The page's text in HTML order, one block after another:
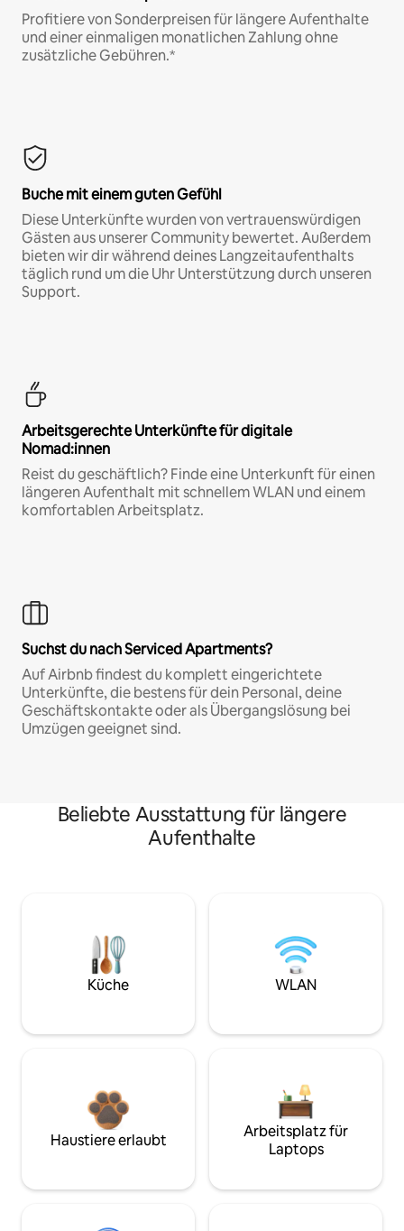
Profitiere von Sonderpreisen für längere Aufenthalte
und einer einmaligen monatlichen Zahlung ohne
zusätzliche Gebühren.*
Buche mit einem guten Gefühl
Diese Unterkünfte wurden von vertrauenswürdigen
Gästen aus unserer Community bewertet. Außerdem
bieten wir dir während deines Langzeitaufenthalts
täglich rund um die Uhr Unterstützung durch unseren
Support.
Arbeitsgerechte Unterkünfte für digitale
Nomad:innen
Reist du geschäftlich? Finde eine Unterkunft für einen
längeren Aufenthalt mit schnellem WLAN und einem
komfortablen Arbeitsplatz.
Suchst du nach Serviced Apartments?
Auf Airbnb findest du komplett eingerichtete
Unterkünfte, die bestens für dein Personal, deine
Geschäftskontakte oder als Übergangslösung bei
Umzügen geeignet sind.
Beliebte Ausstattung für längere
Aufenthalte
Küche WLAN
Haustiere erlaubt
Arbeitsplatz für
Laptops